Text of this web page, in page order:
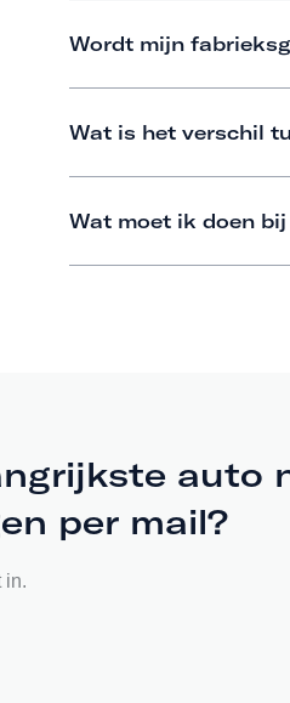
Wordt mijn
Wat is het verschil
Wat moet ik doen bij
auto
per mail?
in.